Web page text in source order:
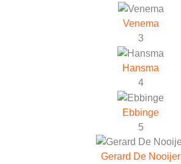
Venema
3
Hansma
4
Ebbinge
5
Gerard De Nooijer